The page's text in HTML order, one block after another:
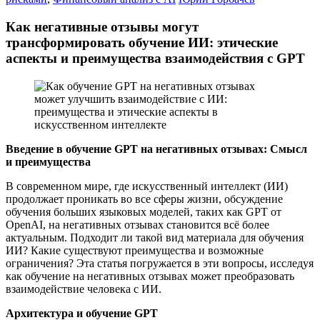
Как негативные отзывы могут
трансформировать обучение ИИ: этические
аспекты и преимущества взаимодействия с GPT
Введение в обучение GPT на негативных отзывах: Смысл
и преимущества
В современном мире, где искусственный интеллект (ИИ)
продолжает проникать во все сферы жизни, обсуждение
обучения больших языковых моделей, таких как GPT от
OpenAI, на негативных отзывах становится всё более
актуальным. Подходит ли такой вид материала для обучения
ИИ? Какие существуют преимущества и возможные
ограничения? Эта статья погружается в эти вопросы, исследуя
как обучение на негативных отзывах может преобразовать
взаимодействие человека с ИИ.
Архитектура и обучение GPT